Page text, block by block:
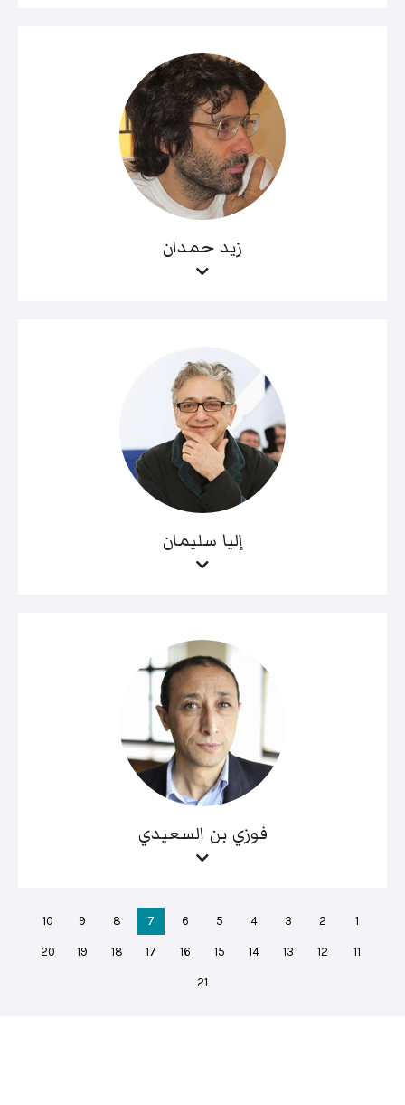
زيد حمدان
إليا سليمان
فوزي بن السعيدي
1
2
3
4
5
6
7
8
9
10
11
12
13
14
15
16
17
18
19
20
21